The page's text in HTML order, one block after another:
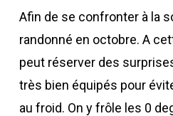
Afin de se confronter à la
randonné en octobre. A
peut réserver des
très bien équipés pour
au froid. On y frôle les 0